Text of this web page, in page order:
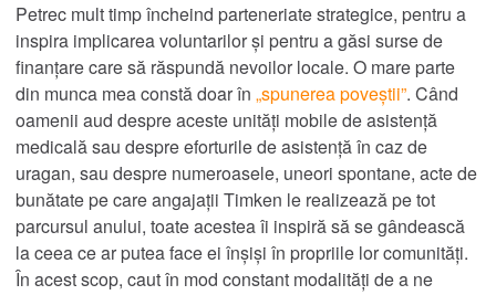
Petrec mult timp încheind parteneriate strategice, pentru a
inspira implicarea voluntarilor și pentru a găsi surse de
finanțare care să răspundă nevoilor locale. O mare parte
din munca mea constă doar în „spunerea poveștii”. Când
oamenii aud despre aceste unități mobile de asistență
medicală sau despre eforturile de asistență în caz de
uragan, sau despre numeroasele, uneori spontane, acte de
bunătate pe care angajații Timken le realizează pe tot
parcursul anului, toate acestea îi inspiră să se gândească
la ceea ce ar putea face ei înșiși în propriile lor comunități.
În acest scop, caut în mod constant modalități de a ne